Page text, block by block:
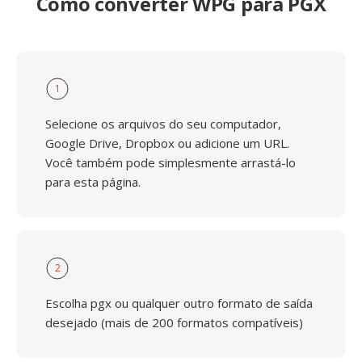
1
Selecione os arquivos do seu computador,
Google Drive, Dropbox ou adicione um URL.
Você também pode simplesmente arrastá-lo
para esta página.
2
Escolha pgx ou qualquer outro formato de saída
desejado (mais de 200 formatos compatíveis)